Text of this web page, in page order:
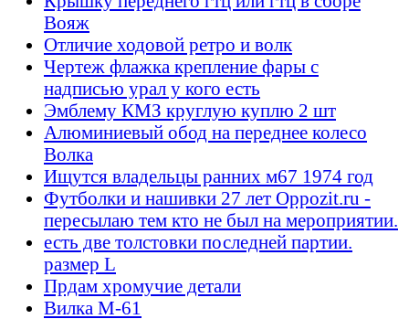
Вояж
Отличие ходовой ретро и волк
Чертеж флажка крепление фары с
надписью урал у кого есть
Эмблему КМЗ круглую куплю 2 шт
Алюминиевый обод на переднее колесо
Волка
Ищутся владельцы ранних м67 1974 год
Футболки и нашивки 27 лет Oppozit.ru -
пересылаю тем кто не был на мероприятии.
есть две толстовки последней партии.
размер L
Прдам хромучие детали
Вилка М-61